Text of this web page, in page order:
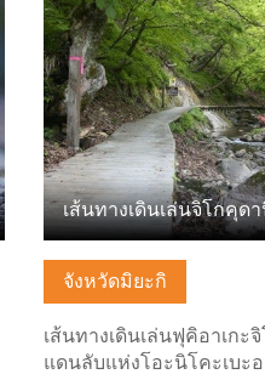
จังหวัดมิยะกิ
เส้นทางเดินเล่นฟุคิอาเกะ
แดนลับแห่งโอะนิโคะเบะ
เส้นทางเดินเล่นจิโกคุด